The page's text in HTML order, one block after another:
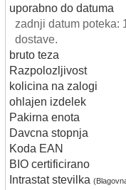
uporabno do datuma
zadnji datum
dostave.
bruto teza
Razpolozljivost
kolicina na zalogi
ohlajen izdelek
Pakirna enota
Davcna stopnja
Koda EAN
BIO certificirano
Intrastat stevilka